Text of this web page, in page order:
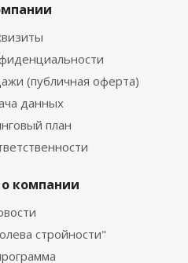
(публичная оферта)
данных
план
компании
стройности"